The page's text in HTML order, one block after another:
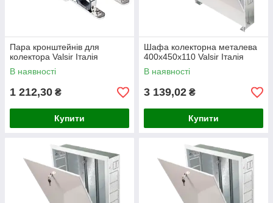
Пара кронштейнів для
колектора Valsir Італія
В наявності
1 212,30 ₴
Купити
Шафа колекторна металева
400х450х110 Valsir Італія
В наявності
3 139,02 ₴
Купити